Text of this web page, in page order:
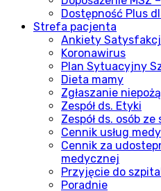
Dostępność Plus
Strefa pacjenta
Ankiety
Koronawirus
Plan Sytuacyjny
Dieta mamy
Zgłaszanie
Zespół ds. Etyki
Zespół ds. osób
Cennik usług
Cennik za
medycznej
Przyjęcie do
Poradnie